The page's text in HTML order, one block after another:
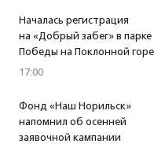
Началась регистрация
на «Добрый забег» в парке
Победы на Поклонной горе
17:00
Фонд «Наш Норильск»
напомнил об осенней
заявочной кампании